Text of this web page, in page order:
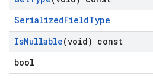
SerializedFieldType
IsNullable(void) const
bool